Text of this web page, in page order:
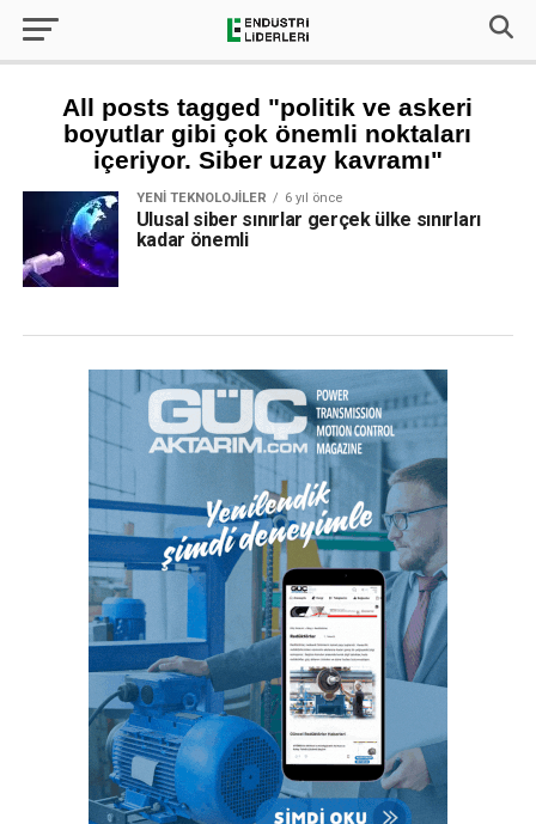
All posts tagged "politik ve askeri
boyutlar gibi çok önemli noktaları
içeriyor. Siber uzay kavramı"
YENI TEKNOLOJILER 6 yıl önce
Ulusal siber sınırlar gerçek ülke sınırları
kadar önemli